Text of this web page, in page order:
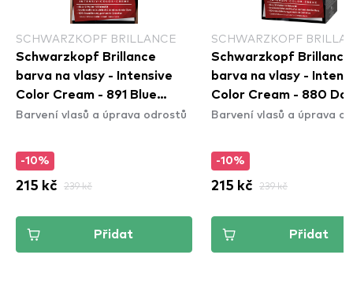
SCHWARZKOPF BRILLANCE
Schwarzkopf Brillance
barva na vlasy - Intensive
Color Cream - 891 Blue
Black
Barvení vlasů a úprava odrostů
-10%
215 kč 239 kč
Přidat
SCHWARZKOPF
Schwarzkopf Brillance
barva na vlasy -
Color Cream - 880
Brown
Barvení vlasů a úprava
-10%
215 kč 239 kč
Přidat